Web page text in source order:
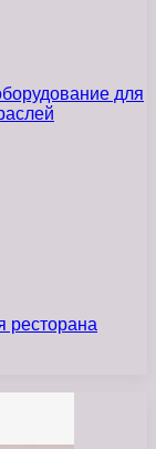
для
ресторана